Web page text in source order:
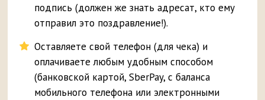
подпись (должен же знать адресат, кто ему
отправил это поздравление!).
Оставляете свой телефон (для чека) и
оплачиваете любым удобным способом
(банковской картой, SberPay, с баланса
мобильного телефона или электронными